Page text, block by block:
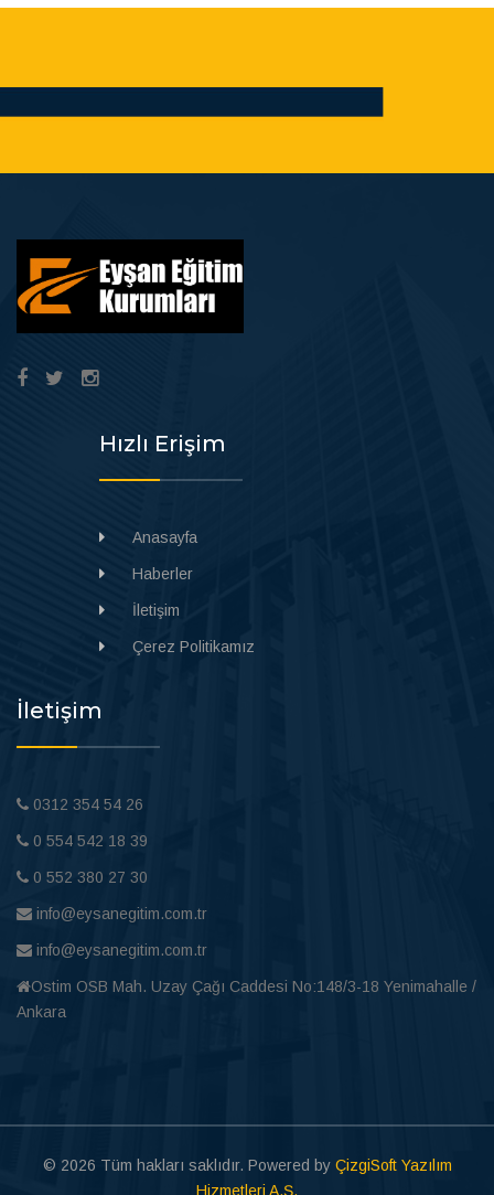
Hızlı Erişim
Anasayfa
Haberler
İletişim
Çerez Politikamız
İletişim
0312 354 54 26
0 554 542 18 39
0 552 380 27 30
info@eysanegitim.com.tr
info@eysanegitim.com.tr
Ostim OSB Mah. Uzay Çağı Caddesi No:148/3-18 Yenimahalle /
Ankara
© 2026 Tüm hakları saklıdır. Powered by ÇizgiSoft Yazılım
Hizmetleri A.Ş.